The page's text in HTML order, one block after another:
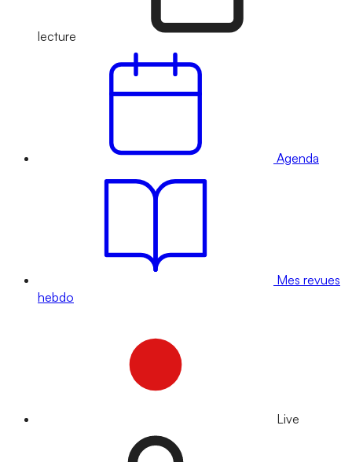
lecture
Agenda
Mes revues
hebdo
Live